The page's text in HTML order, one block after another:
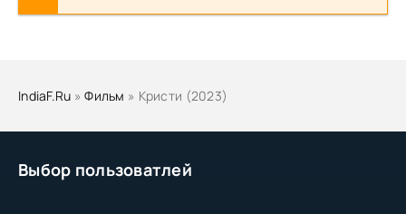
Выбор пользоватлей
IndiaF.Ru »Фильм » Кристи (2023)